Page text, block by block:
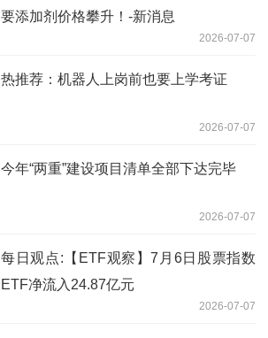
要添加剂价格攀升！-新消息
2026-07-07
热推荐：机器人上岗前也要上学考证
2026-07-07
今年“两重”建设项目清单全部下达完毕
2026-07-07
每日观点:【ETF观察】7月6日股票指数
ETF净流入24.87亿元
2026-07-07